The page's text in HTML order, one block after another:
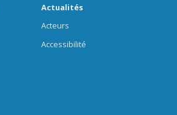
Actualités
Acteurs
Accessibilité